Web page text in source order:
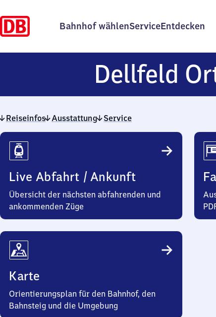
Bahnhof wählenServiceEntdecken
Dellfeld
Reiseinfos Ausstattung Service
Reiseinfos
Live Abfahrt / Ankunft
Übersicht der nächsten abfahrenden und
ankommenden Züge
Karte
Orientierungsplan für den Bahnhof, den
Bahnsteig und die Umgebung